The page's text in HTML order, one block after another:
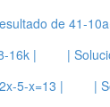
de 41-
16k |
|
5-x=13 | |